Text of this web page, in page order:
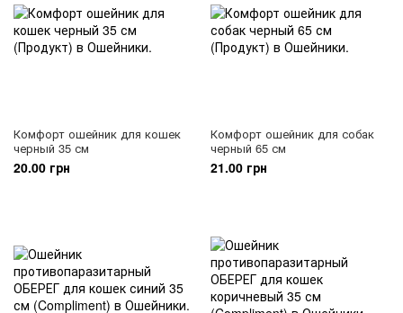
Комфорт ошейник для кошек
черный 35 см
20.00 грн
Комфорт ошейник для собак
черный 65 см
21.00 грн